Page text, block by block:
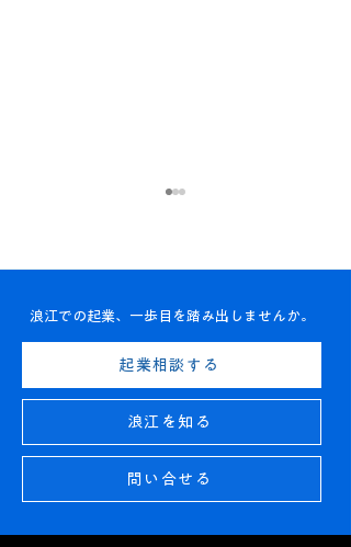
【お知らせ】ナミエシン
カメンバー（登録会員）
が1,000人になりました
浪江での起業、一歩目を踏み出しませんか。
起業相談する
浪江を知る
問い合せる